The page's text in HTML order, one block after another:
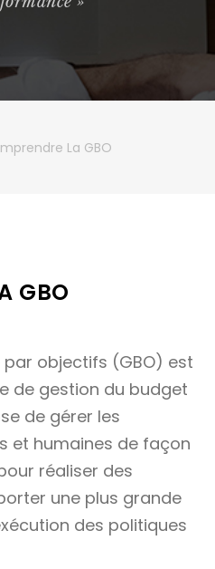
La GBO
GBO
objectifs (GBO) est
de gestion du budget
de gérer les
et humaines de façon
réaliser des
une plus grande
des politiques